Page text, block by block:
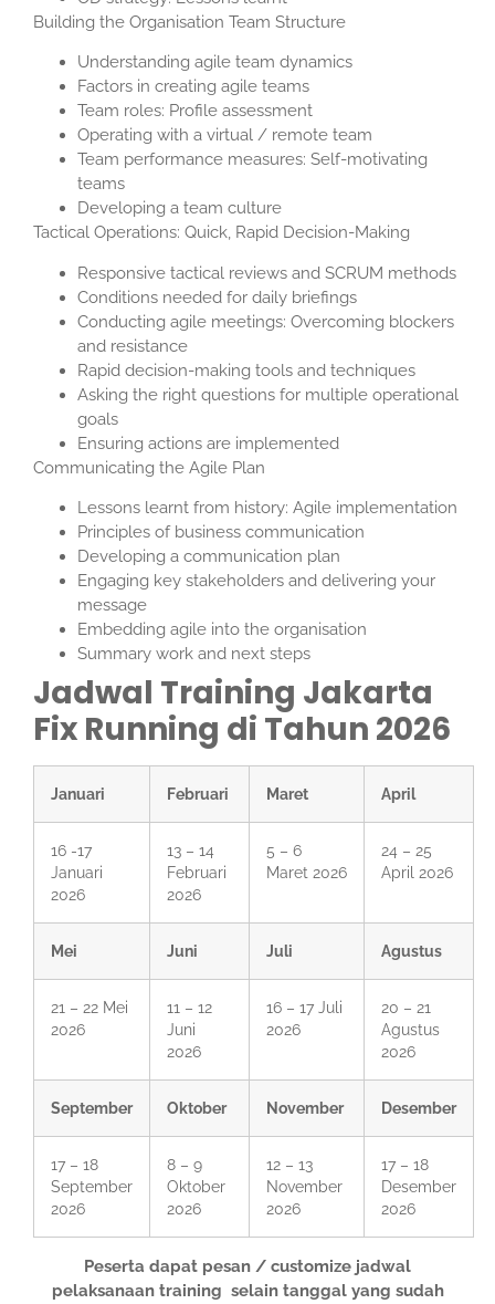
Building the Organisation Team Structure
Understanding agile team dynamics
Factors in creating agile teams
Team roles: Profile assessment
Operating with a virtual / remote team
Team performance measures: Self-motivating
teams
Developing a team culture
Tactical Operations: Quick, Rapid Decision-Making
Responsive tactical reviews and SCRUM methods
Conditions needed for daily briefings
Conducting agile meetings: Overcoming blockers
and resistance
Rapid decision-making tools and techniques
Asking the right questions for multiple operational
goals
Ensuring actions are implemented
Communicating the Agile Plan
Lessons learnt from history: Agile implementation
Principles of business communication
Developing a communication plan
Engaging key stakeholders and delivering your
message
Embedding agile into the organisation
Summary work and next steps
Jadwal Training Jakarta
Fix Running di Tahun 2026
Januari Februari Maret April
16 -17
Januari
2026
13 – 14
Februari
2026
5 – 6
Maret 2026
24 – 25
April 2026
Mei Juni Juli Agustus
21 – 22 Mei
2026
11 – 12
Juni
2026
16 – 17 Juli
2026
20 – 21
Agustus
2026
September Oktober November Desember
17 – 18
September
2026
8 – 9
Oktober
2026
12 – 13
November
2026
17 – 18
Desember
2026
Peserta dapat pesan / customize jadwal
pelaksanaan training selain tanggal yang sudah